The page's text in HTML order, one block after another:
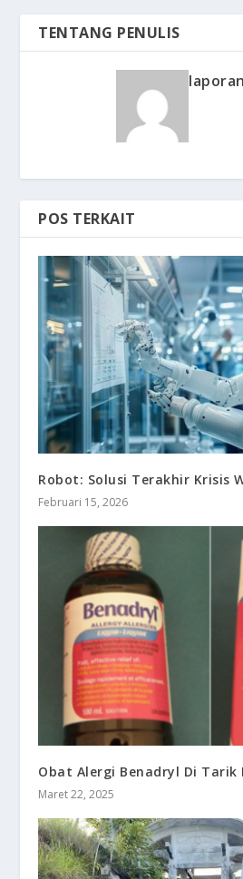
TENTANG PENULIS
POS TERKAIT
Robot: Solusi Terakhir Krisis
Februari 15, 2026
Obat Alergi Benadryl Di Tarik
Maret 22, 2025